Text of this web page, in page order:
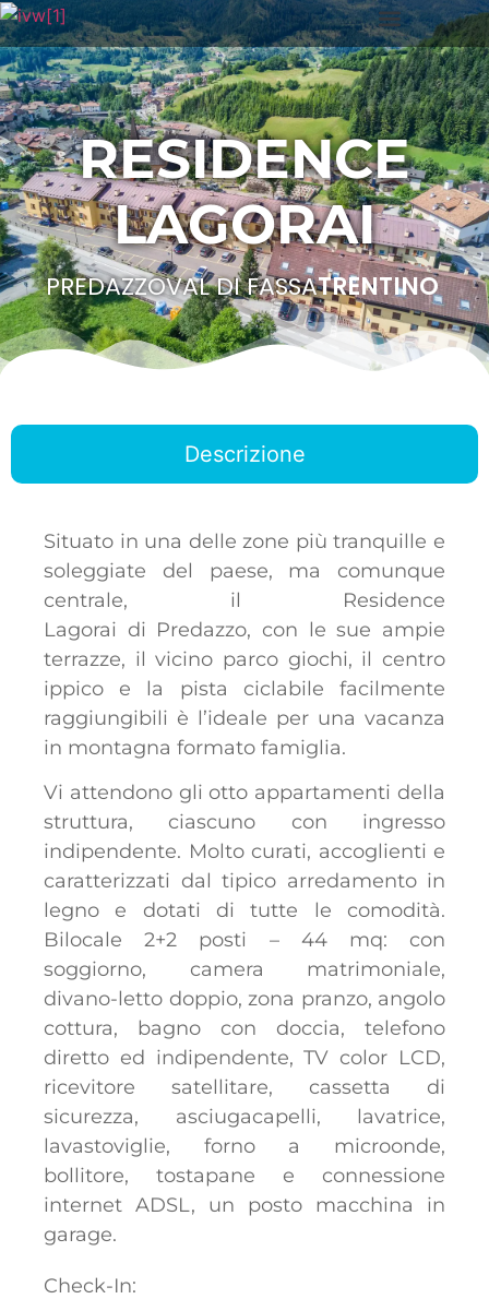
RESIDENCE
LAGORAI
PREDAZZOVAL DI FASSATRENTINO
Descrizione
Situato in una delle zone più tranquille e
soleggiate del paese, ma comunque
centrale, il Residence
Lagorai di Predazzo, con le sue ampie
terrazze, il vicino parco giochi, il centro
ippico e la pista ciclabile facilmente
raggiungibili è l’ideale per una vacanza
in montagna formato famiglia.
Vi attendono gli otto appartamenti della
struttura, ciascuno con ingresso
indipendente. Molto curati, accoglienti e
caratterizzati dal tipico arredamento in
legno e dotati di tutte le comodità.
Bilocale 2+2 posti – 44 mq: con
soggiorno, camera matrimoniale,
divano-letto doppio, zona pranzo, angolo
cottura, bagno con doccia, telefono
diretto ed indipendente, TV color LCD,
ricevitore satellitare, cassetta di
sicurezza, asciugacapelli, lavatrice,
lavastoviglie, forno a microonde,
bollitore, tostapane e connessione
internet ADSL, un posto macchina in
garage.
Check-In: